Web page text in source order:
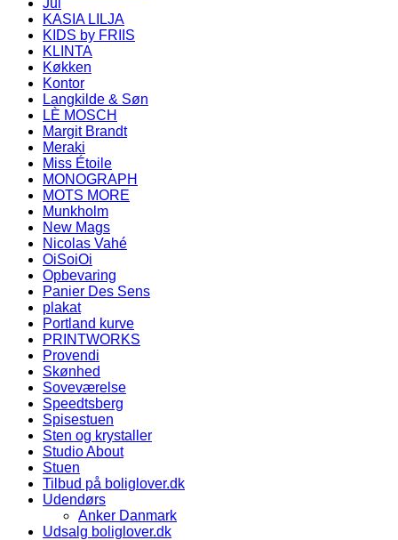
Jul
KASIA LILJA
KIDS by FRIIS
KLINTA
Køkken
Kontor
Langkilde & Søn
LÈ MOSCH
Margit Brandt
Meraki
Miss Étoile
MONOGRAPH
MOTS MORE
Munkholm
New Mags
Nicolas Vahé
OiSoiOi
Opbevaring
Panier Des Sens
plakat
Portland kurve
PRINTWORKS
Provendi
Skønhed
Soveværelse
Speedtsberg
Spisestuen
Sten og krystaller
Studio About
Stuen
Tilbud på boliglover.dk
Udendørs
Anker Danmark
Udsalg boliglover.dk